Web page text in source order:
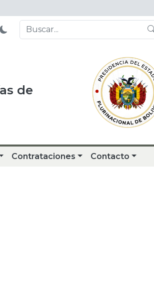
de
Contrataciones Contacto